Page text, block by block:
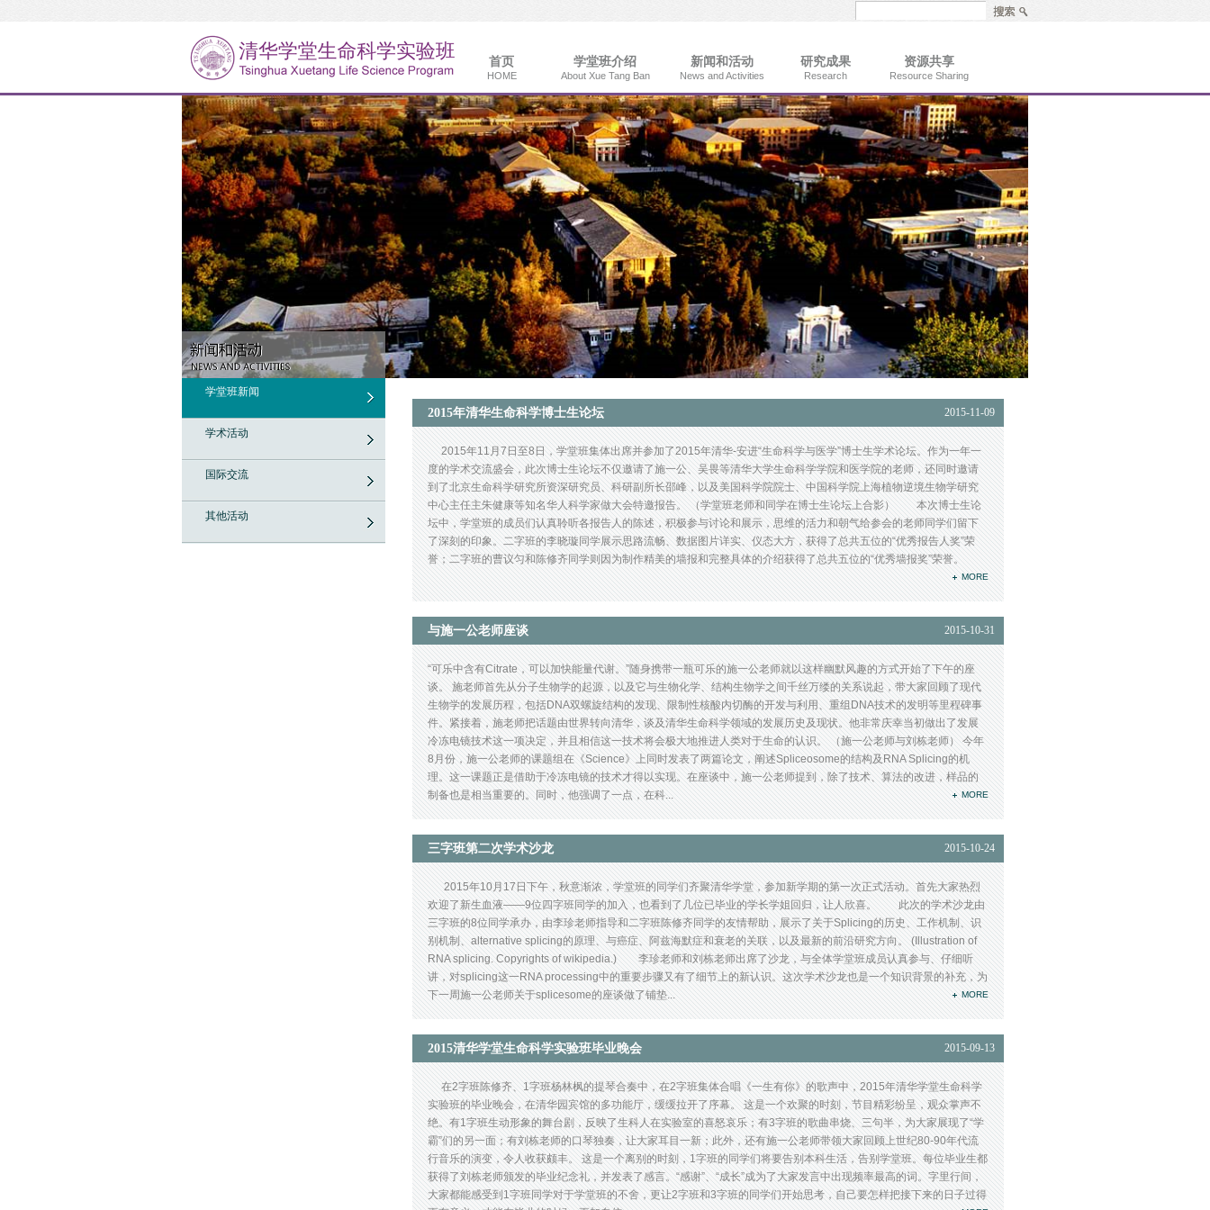
首页
HOME
学堂班介绍
About Xue Tang Ban
新闻和活动
News and Activities
研究成果
Research
资源共享
Resource Sharing
学堂班新闻
学术活动
国际交流
其他活动
2015年清华生命科学博士生论坛 2015-11-09
2015年11月7日至8日，学堂班集体出席并参加了2015年清华-安进“生命科学与医学”博士生学术论坛。作为一年一
度的学术交流盛会，此次博士生论坛不仅邀请了施一公、吴畏等清华大学生命科学学院和医学院的老师，还同时邀请
到了北京生命科学研究所资深研究员、科研副所长邵峰，以及美国科学院院士、中国科学院上海植物逆境生物学研究
中心主任主朱健康等知名华人科学家做大会特邀报告。 （学堂班老师和同学在博士生论坛上合影） 本次博士生论
坛中，学堂班的成员们认真聆听各报告人的陈述，积极参与讨论和展示，思维的活力和朝气给参会的老师同学们留下
了深刻的印象。二字班的李晓璇同学展示思路流畅、数据图片详实、仪态大方，获得了总共五位的“优秀报告人奖”荣
誉；二字班的曹议匀和陈修齐同学则因为制作精美的墙报和完整具体的介绍获得了总共五位的“优秀墙报奖”荣誉。
MORE
与施一公老师座谈 2015-10-31
“可乐中含有Citrate，可以加快能量代谢。”随身携带一瓶可乐的施一公老师就以这样幽默风趣的方式开始了下午的座
谈。 施老师首先从分子生物学的起源，以及它与生物化学、结构生物学之间千丝万缕的关系说起，带大家回顾了现代
生物学的发展历程，包括DNA双螺旋结构的发现、限制性核酸内切酶的开发与利用、重组DNA技术的发明等里程碑事
件。紧接着，施老师把话题由世界转向清华，谈及清华生命科学领域的发展历史及现状。他非常庆幸当初做出了发展
冷冻电镜技术这一项决定，并且相信这一技术将会极大地推进人类对于生命的认识。 （施一公老师与刘栋老师） 今年
8月份，施一公老师的课题组在《Science》上同时发表了两篇论文，阐述Spliceosome的结构及RNA Splicing的机
理。这一课题正是借助于冷冻电镜的技术才得以实现。在座谈中，施一公老师提到，除了技术、算法的改进，样品的
制备也是相当重要的。同时，他强调了一点，在科...
MORE
三字班第二次学术沙龙 2015-10-24
2015年10月17日下午，秋意渐浓，学堂班的同学们齐聚清华学堂，参加新学期的第一次正式活动。首先大家热烈
欢迎了新生血液——9位四字班同学的加入，也看到了几位已毕业的学长学姐回归，让人欣喜。 此次的学术沙龙由
三字班的8位同学承办，由李珍老师指导和二字班陈修齐同学的友情帮助，展示了关于Splicing的历史、工作机制、识
别机制、alternative splicing的原理、与癌症、阿兹海默症和衰老的关联，以及最新的前沿研究方向。 (Illustration of
RNA splicing. Copyrights of wikipedia.) 李珍老师和刘栋老师出席了沙龙，与全体学堂班成员认真参与、仔细听
讲，对splicing这一RNA processing中的重要步骤又有了细节上的新认识。这次学术沙龙也是一个知识背景的补充，为
下一周施一公老师关于splicesome的座谈做了铺垫...
MORE
2015清华学堂生命科学实验班毕业晚会 2015-09-13
在2字班陈修齐、1字班杨林枫的提琴合奏中，在2字班集体合唱《一生有你》的歌声中，2015年清华学堂生命科学
实验班的毕业晚会，在清华园宾馆的多功能厅，缓缓拉开了序幕。 这是一个欢聚的时刻，节目精彩纷呈，观众掌声不
绝。有1字班生动形象的舞台剧，反映了生科人在实验室的喜怒哀乐；有3字班的歌曲串烧、三句半，为大家展现了“学
霸”们的另一面；有刘栋老师的口琴独奏，让大家耳目一新；此外，还有施一公老师带领大家回顾上世纪80-90年代流
行音乐的演变，令人收获颇丰。 这是一个离别的时刻，1字班的同学们将要告别本科生活，告别学堂班。每位毕业生都
获得了刘栋老师颁发的毕业纪念礼，并发表了感言。“感谢”、“成长”成为了大家发言中出现频率最高的词。字里行间，
大家都能感受到1字班同学对于学堂班的不舍，更让2字班和3字班的同学们开始思考，自己要怎样把接下来的日子过得